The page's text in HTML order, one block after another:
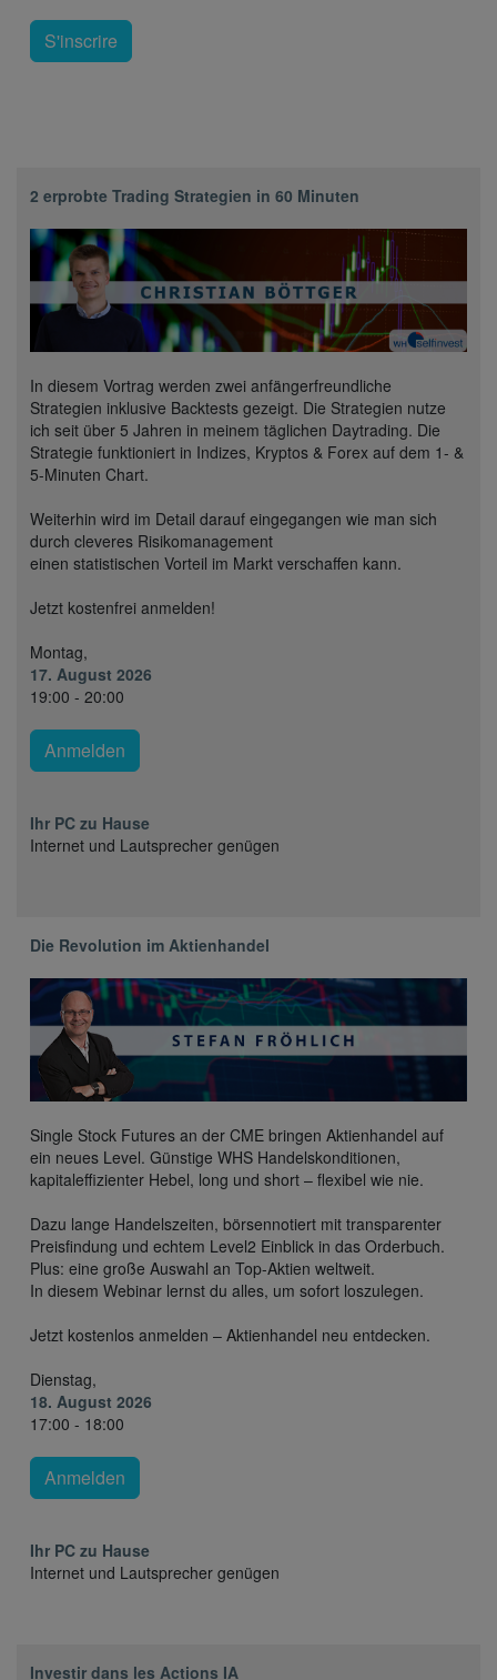
S'inscrire
2 erprobte Trading Strategien in 60 Minuten
In diesem Vortrag werden zwei anfängerfreundliche
Strategien inklusive Backtests gezeigt. Die Strategien nutze
ich seit über 5 Jahren in meinem täglichen Daytrading. Die
Strategie funktioniert in Indizes, Kryptos & Forex auf dem 1- &
5-Minuten Chart.
Weiterhin wird im Detail darauf eingegangen wie man sich
durch cleveres Risikomanagement
einen statistischen Vorteil im Markt verschaffen kann.
Jetzt kostenfrei anmelden!
Montag,
17. August 2026
19:00 - 20:00
Anmelden
Ihr PC zu Hause
Internet und Lautsprecher genügen
Die Revolution im Aktienhandel
Single Stock Futures an der CME bringen Aktienhandel auf
ein neues Level. Günstige WHS Handelskonditionen,
kapitaleffizienter Hebel, long und short – flexibel wie nie.
Dazu lange Handelszeiten, börsennotiert mit transparenter
Preisfindung und echtem Level2 Einblick in das Orderbuch.
Plus: eine große Auswahl an Top-Aktien weltweit.
In diesem Webinar lernst du alles, um sofort loszulegen.
Jetzt kostenlos anmelden – Aktienhandel neu entdecken.
Dienstag,
18. August 2026
17:00 - 18:00
Anmelden
Ihr PC zu Hause
Internet und Lautsprecher genügen
Investir dans les Actions IA